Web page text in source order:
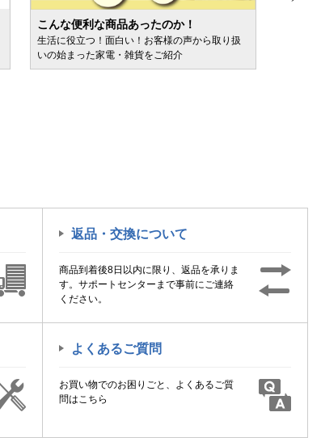
こんな便利な商品あったのか！
生活に役立つ！面白い！お客様の声から取り扱
いの始まった家電・雑貨をご紹介
返品・交換について
商品到着後8日以内に限り、返品を承りま
す。サポートセンターまで事前にご連絡
ください。
よくあるご質問
お買い物でのお困りごと、よくあるご質
問はこちら